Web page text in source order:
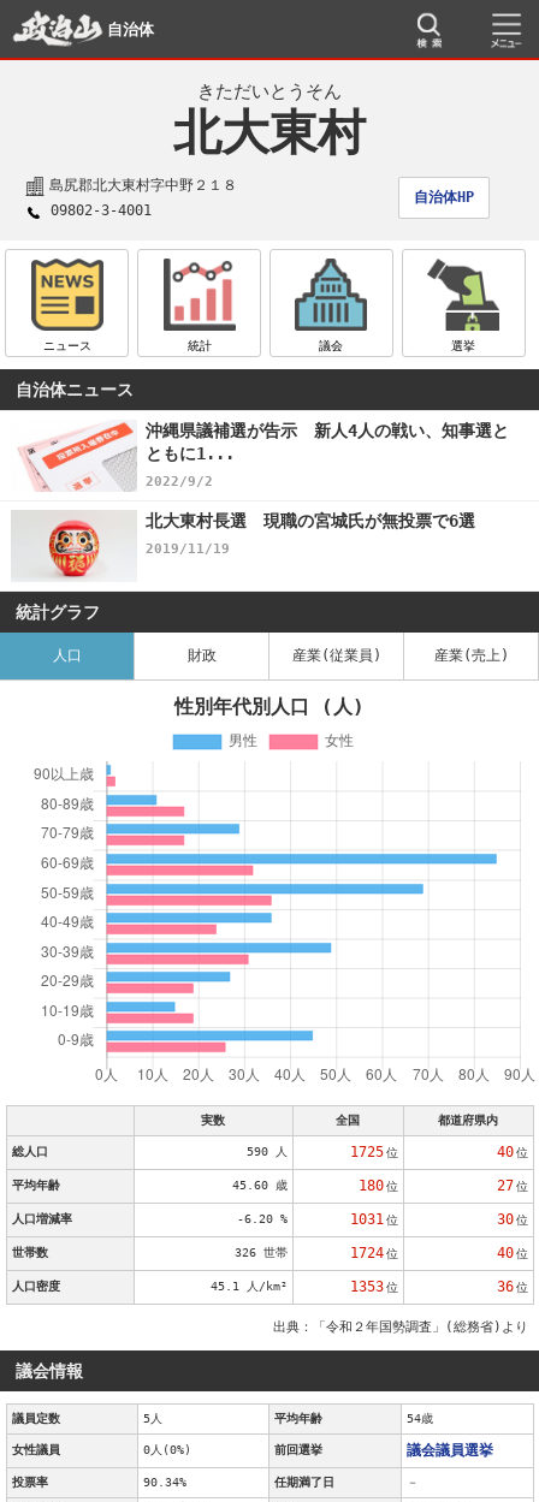
自治体
きただいとうそん
北大東村
島尻郡北大東村字中野２１８
自治体HP
09802-3-4001
ニュース 統計 議会 選挙
自治体ニュース
沖縄県議補選が告示 新人4人の戦い、知事選と
ともに1...
2022/9/2
北大東村長選 現職の宮城氏が無投票で6選
2019/11/19
統計グラフ
人口 財政 産業(従業員) 産業(売上)
性別年代別人口 (人)
実数 全国 都道府県内
総人口 590 人 1725 位 40 位
平均年齢 45.60 歳 180 位 27 位
人口増減率 -6.20 % 1031 位 30 位
世帯数 326 世帯 1724 位 40 位
人口密度 45.1 人/km² 1353 位 36 位
出典：「令和２年国勢調査」(総務省)より
議会情報
議員定数 5人 平均年齢 54歳
女性議員 0人(0%) 前回選挙 議会議員選挙
投票率 90.34% 任期満了日 －